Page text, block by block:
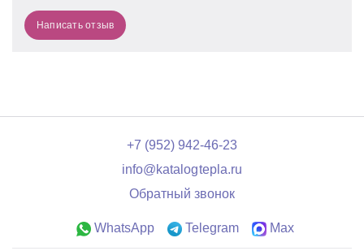
Написать отзыв
+7 (952) 942-46-23
info@katalogtepla.ru
Обратный звонок
WhatsApp Telegram Max